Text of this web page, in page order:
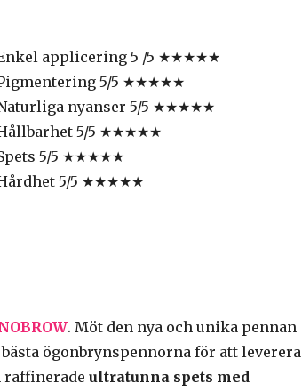
applicering 5 /5 ★★★★★
5/5 ★★★★★
nyanser 5/5 ★★★★★
5/5 ★★★★★
5/5 ★★★★★
5/5 ★★★★★
. Möt den nya och unika pennan
ögonbrynspennorna för att leverera
raffinerade ultratunna spets med